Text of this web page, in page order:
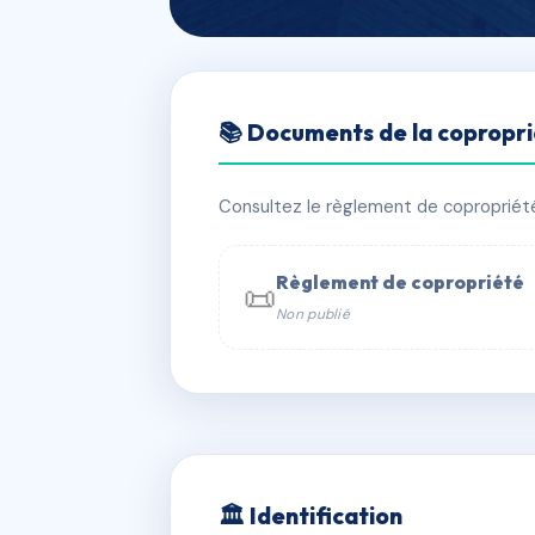
MOULINS 1
📍 2720 che de saint bernard 06220
📞 Contacter Syndic Digital
📚 Documents de la
Consultez le règlement de
📜Règlement de copropriété
Non publié
🏛 Identification